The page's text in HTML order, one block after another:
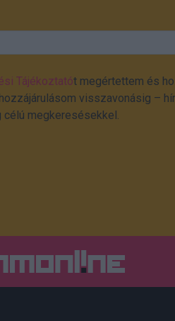
Tájékoztatót megértettem és
visszavonásig –
célú megkeresésekkel.